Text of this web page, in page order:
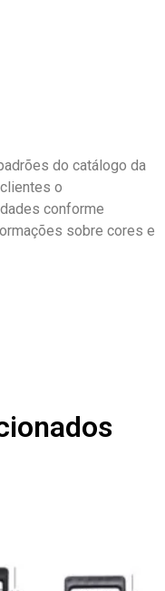
do catálogo da
o
conforme
sobre cores e